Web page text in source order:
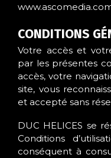
CONDITIONS
Votre accès et
par les présentes
accès, votre
site, vous
et accepté sans
DUC HELICES se
Conditions
conséquent à